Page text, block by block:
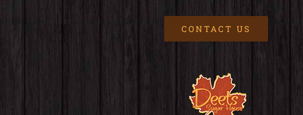
CONTACT US